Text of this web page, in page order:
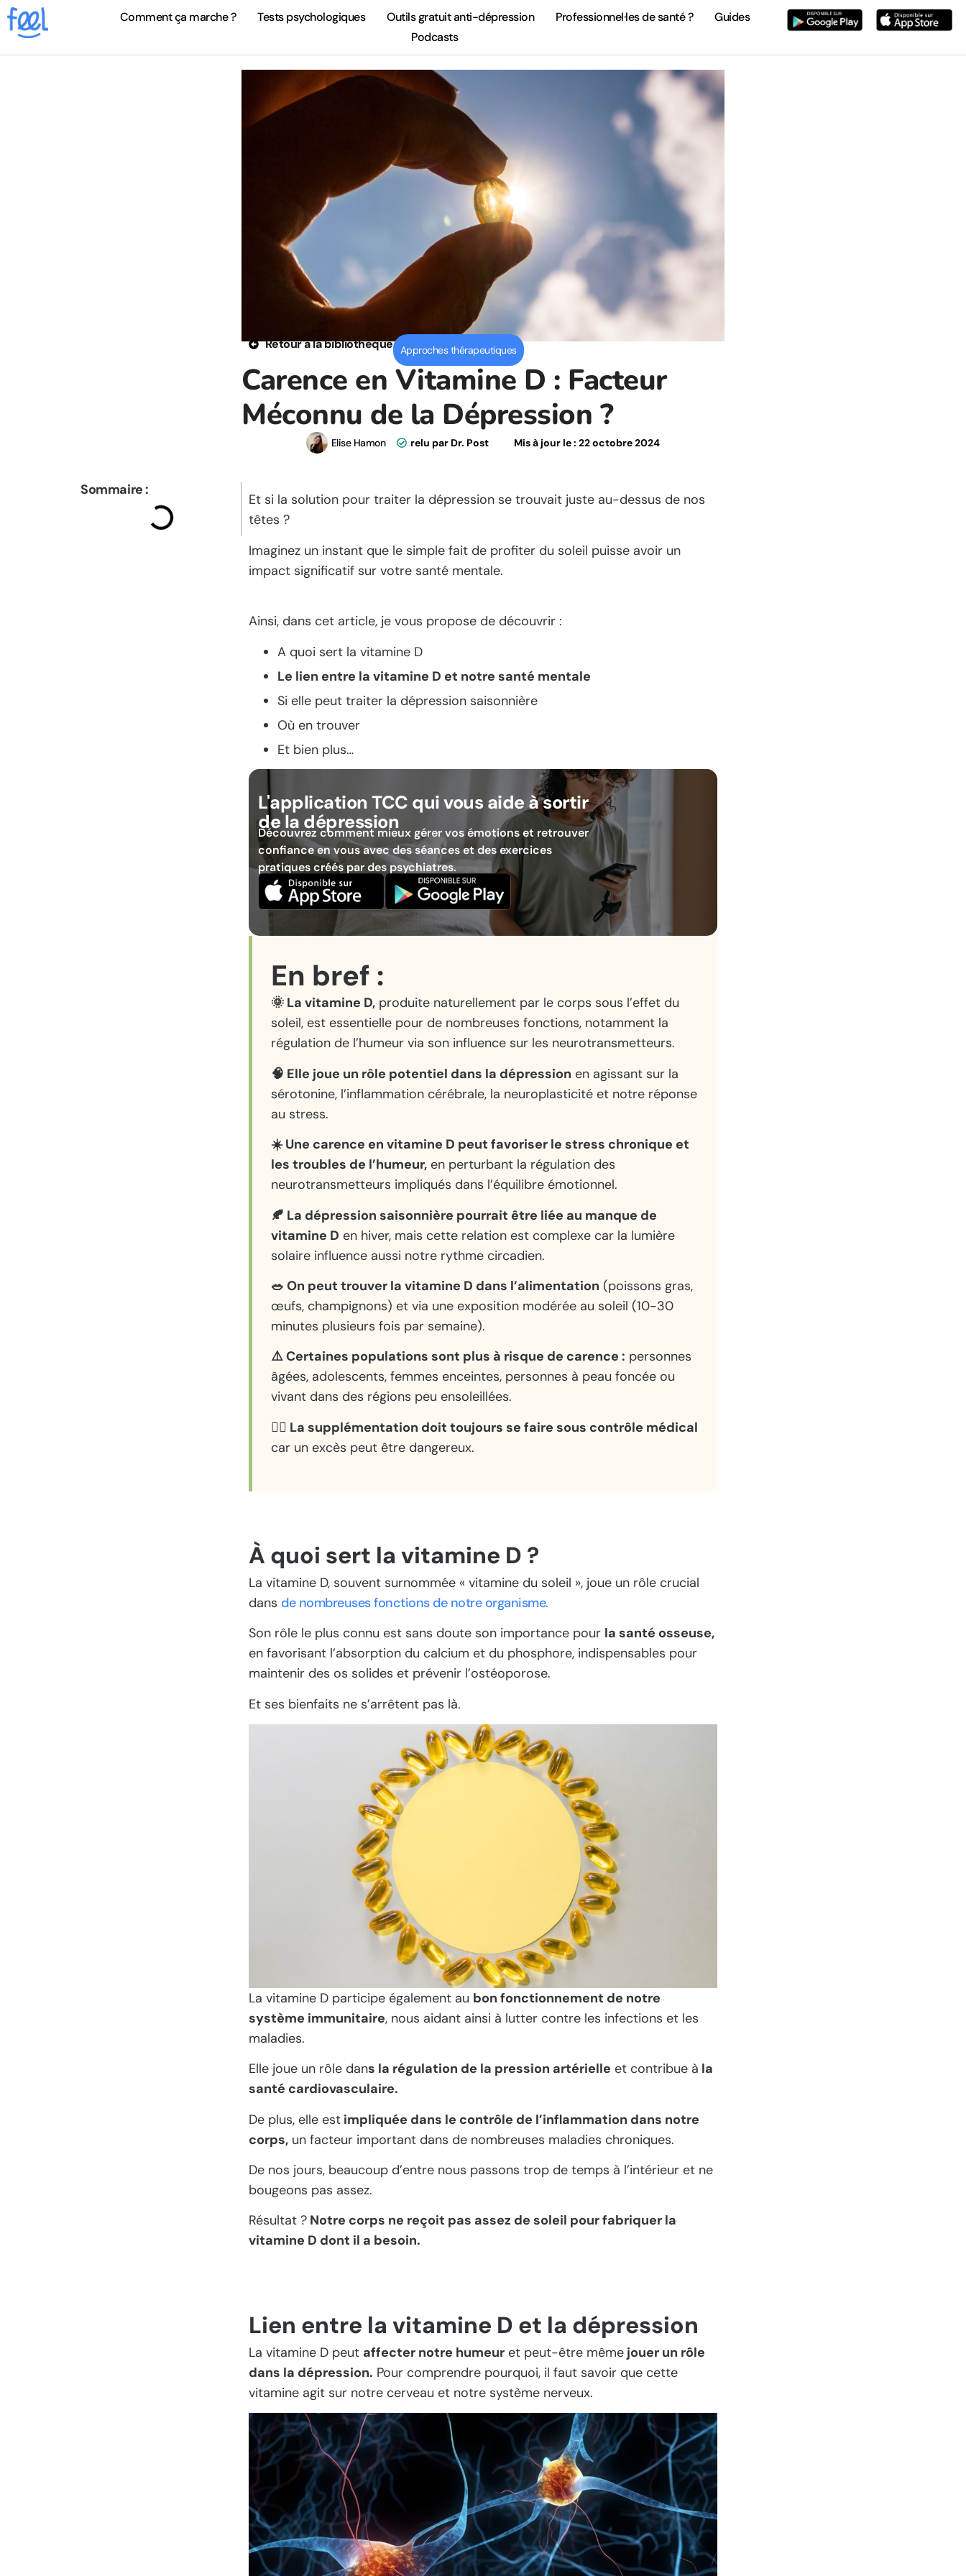
Comment ça marche ? Tests psychologiques Outils gratuit anti-dépression Professionnel·les de santé ?
Guides
Podcasts
Retour à la bibliothèque Approches thérapeutiques
Carence en Vitamine D : Facteur
Méconnu de la Dépression ?
Elise Hamon relu par Dr. Post Mis à jour le : 22 octobre 2024
Sommaire :
Et si la solution pour traiter la dépression se trouvait juste au-dessus de nos
têtes ?
Imaginez un instant que le simple fait de profiter du soleil puisse avoir un
impact significatif sur votre santé mentale.
Ainsi, dans cet article, je vous propose de découvrir :
A quoi sert la vitamine D
Le lien entre la vitamine D et notre santé mentale
Si elle peut traiter la dépression saisonnière
Où en trouver
Et bien plus…
L'application TCC qui vous aide à sortir
de la dépression
Découvrez comment mieux gérer vos émotions et retrouver
confiance en vous avec des séances et des exercices
pratiques créés par des psychiatres.
En bref :
🌞 La vitamine D, produite naturellement par le corps sous l’effet du
soleil, est essentielle pour de nombreuses fonctions, notamment la
régulation de l’humeur via son influence sur les neurotransmetteurs.
🧠 Elle joue un rôle potentiel dans la dépression en agissant sur la
sérotonine, l’inflammation cérébrale, la neuroplasticité et notre réponse
au stress.
☀️ Une carence en vitamine D peut favoriser le stress chronique et
les troubles de l’humeur, en perturbant la régulation des
neurotransmetteurs impliqués dans l’équilibre émotionnel.
🍂 La dépression saisonnière pourrait être liée au manque de
vitamine D en hiver, mais cette relation est complexe car la lumière
solaire influence aussi notre rythme circadien.
🥗 On peut trouver la vitamine D dans l’alimentation (poissons gras,
œufs, champignons) et via une exposition modérée au soleil (10-30
minutes plusieurs fois par semaine).
⚠️ Certaines populations sont plus à risque de carence : personnes
âgées, adolescents, femmes enceintes, personnes à peau foncée ou
vivant dans des régions peu ensoleillées.
👨‍⚕️ La supplémentation doit toujours se faire sous contrôle médical
car un excès peut être dangereux.
À quoi sert la vitamine D ?
La vitamine D, souvent surnommée « vitamine du soleil », joue un rôle crucial
dans de nombreuses fonctions de notre organisme.
Son rôle le plus connu est sans doute son importance pour la santé osseuse,
en favorisant l’absorption du calcium et du phosphore, indispensables pour
maintenir des os solides et prévenir l’ostéoporose.
Et ses bienfaits ne s’arrêtent pas là.
La vitamine D participe également au bon fonctionnement de notre
système immunitaire, nous aidant ainsi à lutter contre les infections et les
maladies.
Elle joue un rôle dans la régulation de la pression artérielle et contribue à la
santé cardiovasculaire.
De plus, elle est impliquée dans le contrôle de l’inflammation dans notre
corps, un facteur important dans de nombreuses maladies chroniques.
De nos jours, beaucoup d’entre nous passons trop de temps à l’intérieur et ne
bougeons pas assez.
Résultat ? Notre corps ne reçoit pas assez de soleil pour fabriquer la
vitamine D dont il a besoin.
Lien entre la vitamine D et la dépression
La vitamine D peut affecter notre humeur et peut-être même jouer un rôle
dans la dépression. Pour comprendre pourquoi, il faut savoir que cette
vitamine agit sur notre cerveau et notre système nerveux.